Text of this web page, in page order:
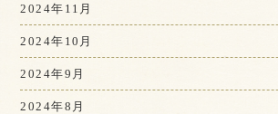
2024年11月
2024年10月
2024年9月
2024年8月